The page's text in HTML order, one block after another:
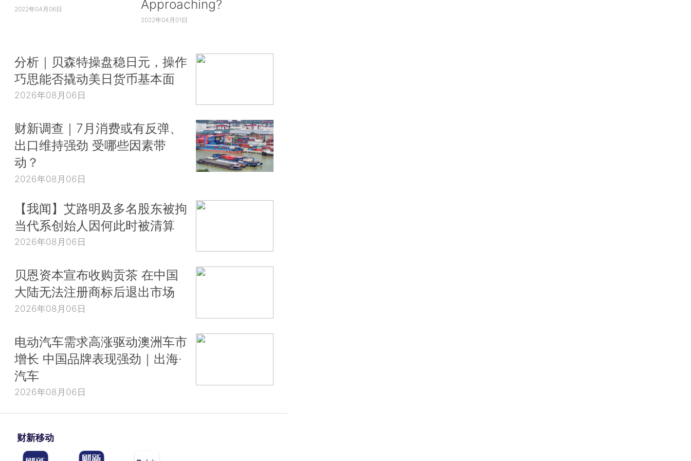
2022年04月06日
Approaching?
2022年04月01日
分析｜贝森特操盘稳日元，操作
巧思能否撬动美日货币基本面
2026年08月06日
财新调查｜7月消费或有反弹、
出口维持强劲 受哪些因素带
动？
2026年08月06日
【我闻】艾路明及多名股东被拘
当代系创始人因何此时被清算
2026年08月06日
贝恩资本宣布收购贡茶 在中国
大陆无法注册商标后退出市场
2026年08月06日
电动汽车需求高涨驱动澳洲车市
增长 中国品牌表现强劲｜出海·
汽车
2026年08月06日
财新移动